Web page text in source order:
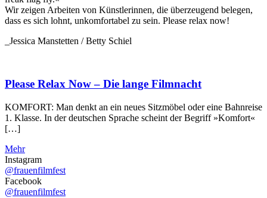
Wir zeigen Arbeiten von Künstlerinnen, die überzeugend belegen,
dass es sich lohnt, unkomfortabel zu sein. Please relax now!
_Jessica Manstetten / Betty Schiel
Please Relax Now – Die lange Filmnacht
KOMFORT: Man denkt an ein neues Sitzmöbel oder eine Bahnreise
1. Klasse. In der deutschen Sprache scheint der Begriff »Komfort«
[…]
Mehr
Instagram
@frauenfilmfest
Facebook
@frauenfilmfest